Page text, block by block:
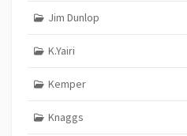
Jim Dunlop
K.Yairi
Kemper
Knaggs